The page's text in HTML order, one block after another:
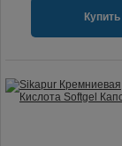
Купить